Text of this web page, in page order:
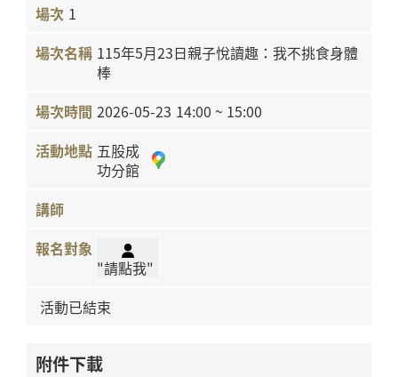
1
115年5月23日親子悅讀趣：我不挑食身體
棒
2026-05-23 14:00 ~ 15:00
五股成
功分館
"請點我"
活動已結束
附件下載